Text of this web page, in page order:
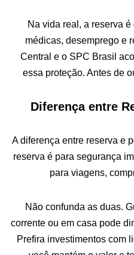
Na vida real, a reserva
médicas, desemprego e
Central e o SPC Brasil
essa proteção. Antes de
Diferença entre
A diferença entre reserva e
reserva é para segurança
para viagens,
Não confunda as duas.
corrente ou em casa pode
Prefira investimentos com